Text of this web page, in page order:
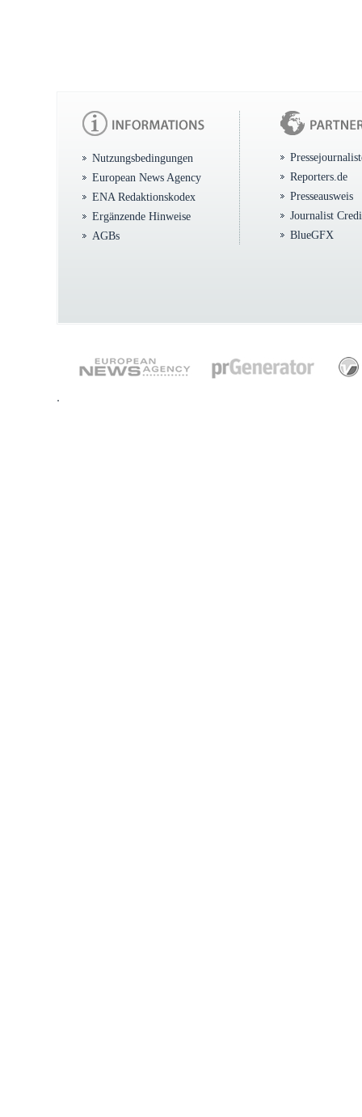
Nutzungsbedingungen
European News Agency
ENA Redaktionskodex
Ergänzende Hinweise
AGBs
Reporters.de
Presseausweis
Journalist
BlueGFX
.